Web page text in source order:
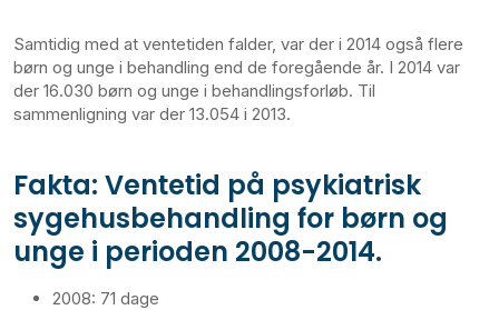
Samtidig med at ventetiden falder, var der i 2014 også flere
børn og unge i behandling end de foregående år. I 2014 var
der 16.030 børn og unge i behandlingsforløb. Til
sammenligning var der 13.054 i 2013.
Fakta: Ventetid på psykiatrisk
sygehusbehandling for børn og
unge i perioden 2008-2014.
2008: 71 dage